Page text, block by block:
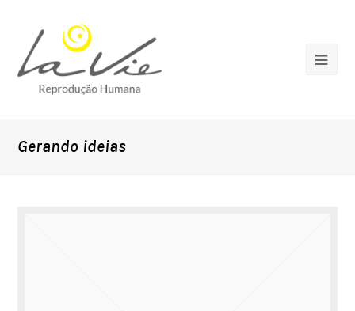
Gerando ideias